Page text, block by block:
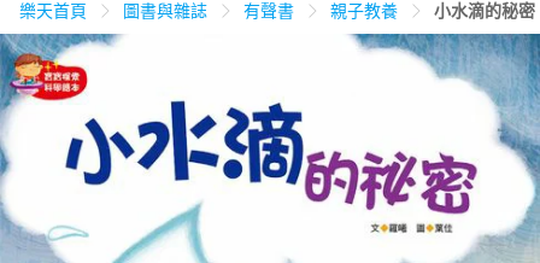
天天免運 民生用品
居家生活 3C家電 運動休閒 親子玩具
樂天首頁 圖書與雜誌 有聲書 親子教養 小水滴的秘密